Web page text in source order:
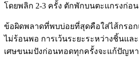
โดยพลิก 2-3 ครั้ง ตักพักบนตะแกรงก่อน
ข้อผิดพลาดที่พบบ่อยที่สุดคือใส่ไส้กรอ
ไม่ร้อนพอ การเว้นระยะระหว่างชิ้นแ
เศษขนมปังก่อนทอดทุกครั้งจะแก้ปัญห